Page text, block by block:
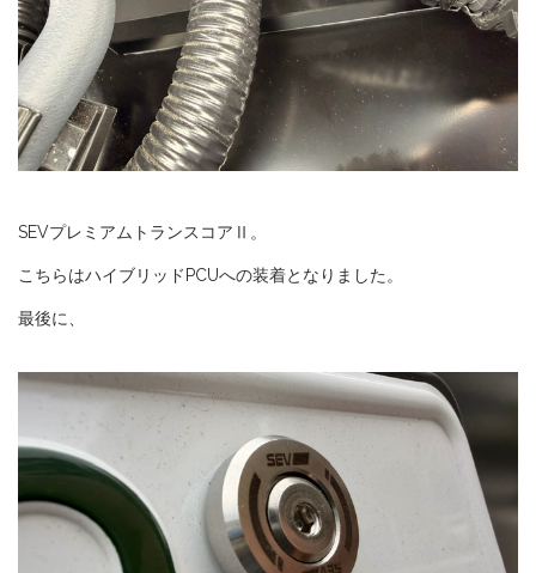
SEVプレミアムトランスコアⅡ。
こちらはハイブリッドPCUへの装着となりました。
最後に、